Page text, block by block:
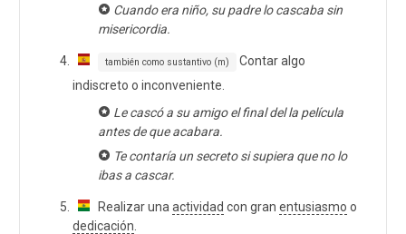
Cuando era niño, su padre lo cascaba sin
misericordia.
también como sustantivo (m)
Contar algo
indiscreto o inconveniente.
Le cascó a su amigo el final del la película
antes de que acabara.
Te contaría un secreto si supiera que no lo
ibas a cascar.
Realizar una actividad con gran entusiasmo o
dedicación